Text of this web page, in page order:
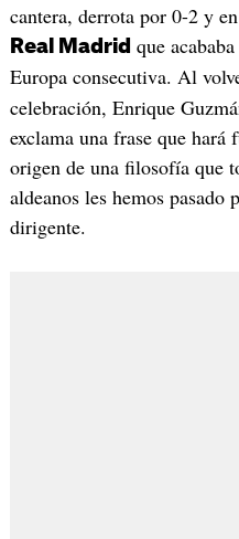
cantera, derrota por 0-2 y
Real Madrid que
Europa consecutiva. Al
celebración, Enrique
exclama una frase que
origen de una filosofía que
aldeanos les hemos
dirigente.